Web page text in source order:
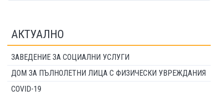
АКТУАЛНО
ЗАВЕДЕНИЕ ЗА СОЦИАЛНИ УСЛУГИ
ДОМ ЗА ПЪЛНОЛЕТНИ ЛИЦА С ФИЗИЧЕСКИ УВРЕЖДАНИЯ
COVID-19